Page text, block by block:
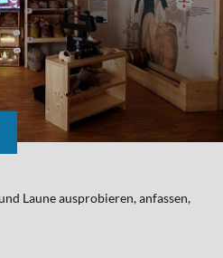
Laune ausprobieren, anfassen,